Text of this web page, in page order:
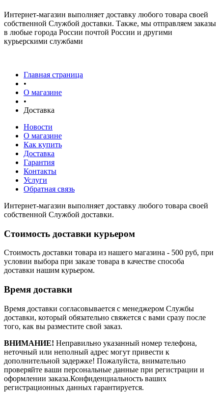
Интернет-магазин выполняет доставку любого товара своей
собственной Службой доставки. Также, мы отправляем заказы
в любые города России почтой России и другими
курьерскими службами
Главная страница
•
О магазине
•
Доставка
Новости
О магазине
Как купить
Доставка
Гарантия
Контакты
Услуги
Обратная связь
Интернет-магазин выполняет доставку любого товара своей
собственной Службой доставки.
Стоимость доставки курьером
Стоимость доставки товара из нашего магазина - 500 руб, при
условии выбора при заказе товара в качестве способа
доставки нашим курьером.
Время доставки
Время доставки согласовывается с менеджером Службы
доставки, который обязательно свяжется с вами сразу после
того, как вы разместите свой заказ.
ВНИМАНИЕ! Неправильно указанный номер телефона,
неточный или неполный адрес могут привести к
дополнительной задержке! Пожалуйста, внимательно
проверяйте ваши персональные данные при регистрации и
оформлении заказа.Конфиденциальность ваших
регистрационных данных гарантируется.